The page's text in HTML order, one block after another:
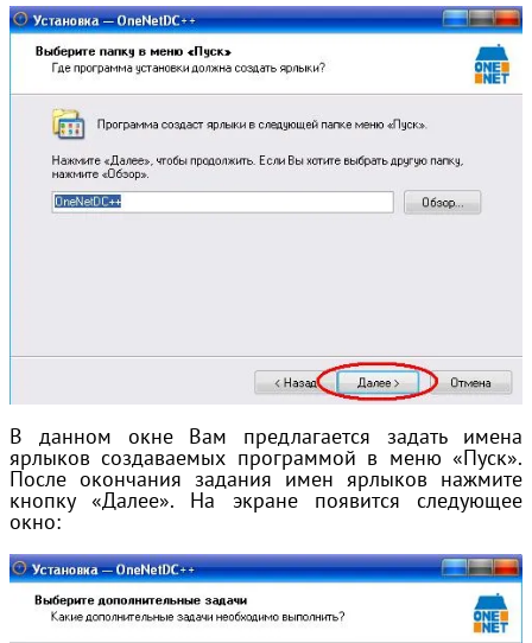
В данном окне Вам предлагается задать имена
ярлыков создаваемых программой в меню «Пуск».
После окончания задания имен ярлыков нажмите
кнопку «Далее». На экране появится следующее
окно: